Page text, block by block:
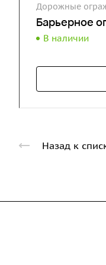
Дорожные
Барьерное
В наличии
Назад к